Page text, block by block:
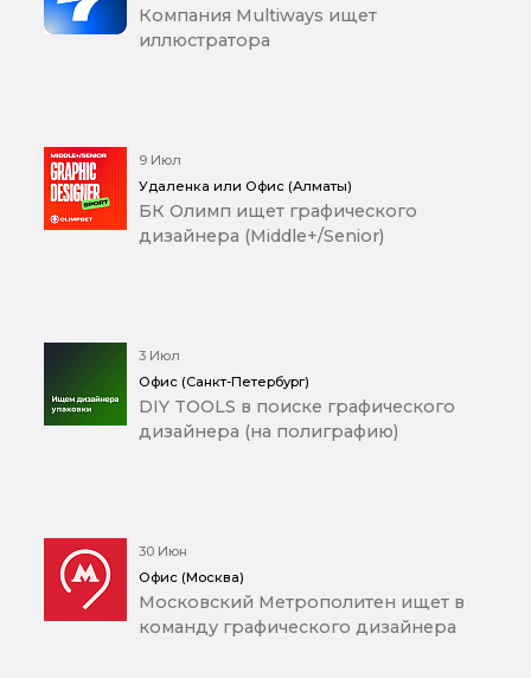
Компания Multiways ищет
иллюстратора
9 Июл
Удаленка или Офис (Алматы)
БК Олимп ищет графического
дизайнера (Middle+/Senior)
3 Июл
Офис (Санкт-Петербург)
DIY TOOLS в поиске графического
дизайнера (на полиграфию)
30 Июн
Офис (Москва)
Московский Метрополитен ищет в
команду графического дизайнера